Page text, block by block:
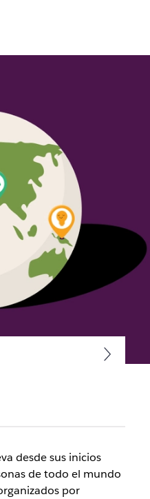
al
desde sus inicios
de todo el mundo
por